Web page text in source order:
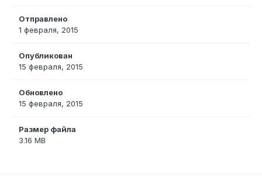
Отправлено
1 февраля, 2015
Опубликован
15 февраля, 2015
Обновлено
15 февраля, 2015
Размер файла
3.16 MB